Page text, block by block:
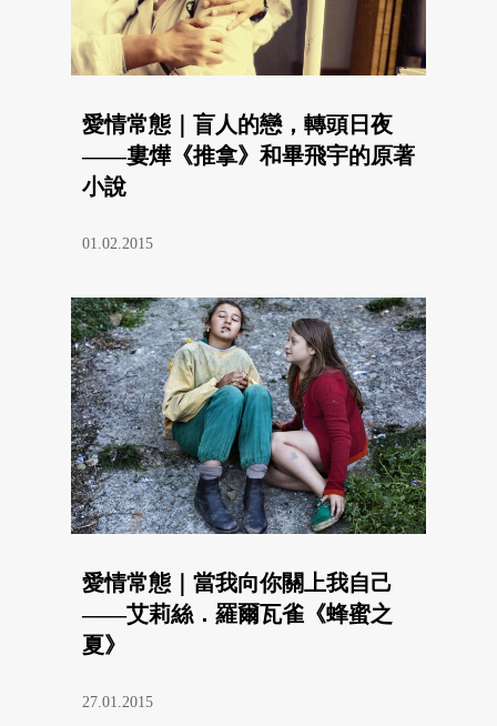
愛情常態｜盲人的戀，轉頭日夜
——婁燁《推拿》和畢飛宇的原著
小說
01.02.2015
愛情常態｜當我向你關上我自己
——艾莉絲．羅爾瓦雀《蜂蜜之
夏》
27.01.2015